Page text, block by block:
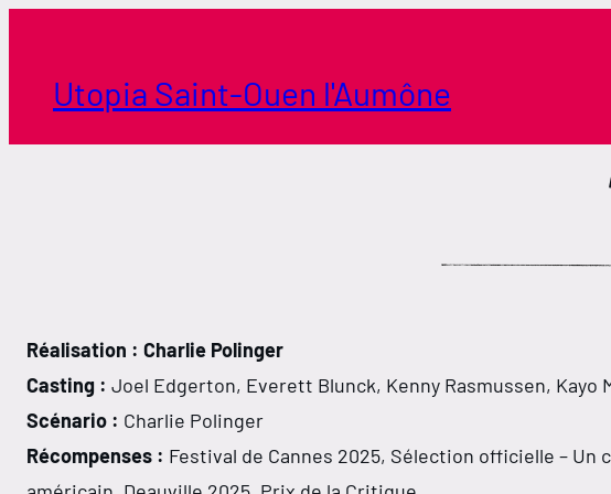
contenuUtopia Saint-Ouen l'Aumône
Réalisation : Charlie Polinger
Casting : Joel Edgerton, Everett Blunck, Kenny Rasmussen, Kayo
Scénario : Charlie Polinger
Récompenses : Festival de Cannes 2025, Sélection officielle – Un